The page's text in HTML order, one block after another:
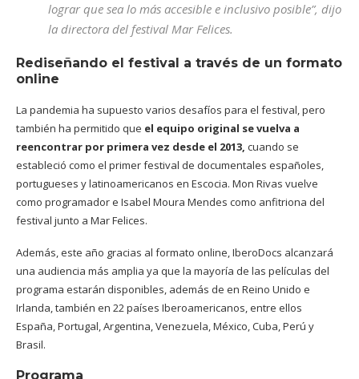
lograr que sea lo más accesible e inclusivo posible”, dijo
la directora del festival Mar Felices.
Rediseñando el festival a través de un formato
online
La pandemia ha supuesto varios desafíos para el festival, pero
también ha permitido que el equipo original se vuelva a
reencontrar por primera vez desde el 2013, cuando se
estableció como el primer festival de documentales españoles,
portugueses y latinoamericanos en Escocia. Mon Rivas vuelve
como programador e Isabel Moura Mendes como anfitriona del
festival junto a Mar Felices.
Además, este año gracias al formato online, IberoDocs alcanzará
una audiencia más amplia ya que la mayoría de las películas del
programa estarán disponibles, además de en Reino Unido e
Irlanda, también en 22 países Iberoamericanos, entre ellos
España, Portugal, Argentina, Venezuela, México, Cuba, Perú y
Brasil.
Programa